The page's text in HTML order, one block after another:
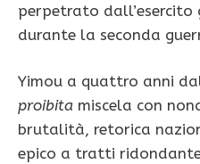
perpetrato dall’esercito
durante la seconda
Yimou a quattro anni
proibita miscela con
brutalità, retorica
epico a tratti